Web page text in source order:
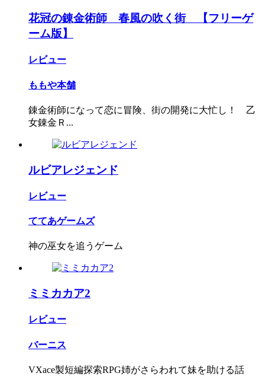
花冠の錬金術師 春風の吹く街 【フリーゲ
ーム版】
レビュー
ももや本舗
錬金術師になって恋に冒険、街の開発に大忙し！ 乙
女錬金Ｒ...
ルビアレジェンド
レビュー
ててあゲームズ
神の巫女を追うゲーム
ミミカカア2
レビュー
バーニス
VXace製短編探索RPG姉がさらわれて妹を助ける話